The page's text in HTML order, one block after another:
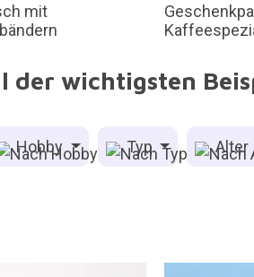
mit
der wichtigsten
Hobby Typ Alter